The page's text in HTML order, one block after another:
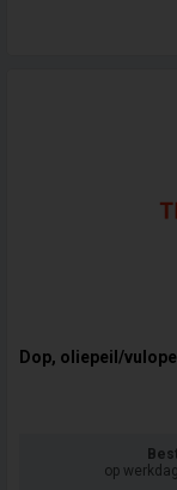
Dop, oliepeil/
op